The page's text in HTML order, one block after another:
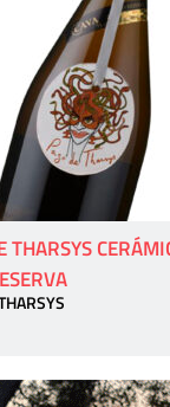
THARSYS